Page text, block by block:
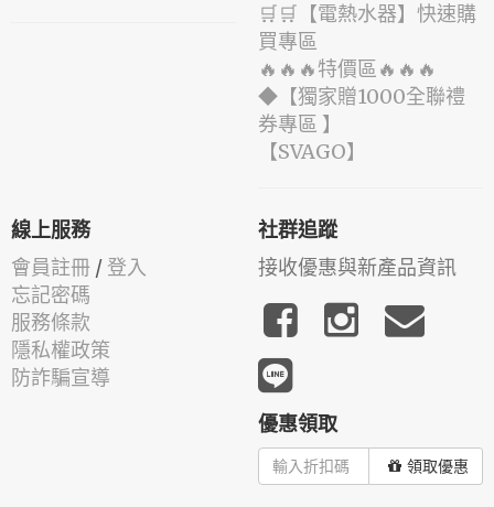
🛒🛒【電熱水器】快速購
買專區
🔥🔥🔥特價區🔥🔥🔥
◆【獨家贈1000全聯禮
券專區 】
️【SVAGO】️
線上服務
會員註冊 / 登入
忘記密碼
服務條款
隱私權政策
防詐騙宣導
社群追蹤
接收優惠與新產品資訊
優惠領取
領取優惠